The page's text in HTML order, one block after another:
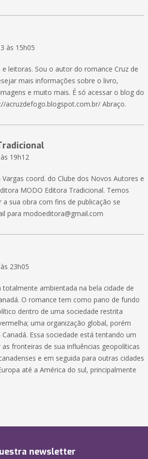
às 15h05
e leitoras. Sou o autor do romance Cruz de
mais informações sobre o livro,
e muito mais. É só acessar o blog do
acruzdefogo.blogspot.com.br/ Abraço.
19h12
coord. do Clube dos Novos Autores e
MODO Editora Tradicional. Temos
a sua obra com fins de publicação se
para modoeditora@gmail.com
23h05
totalmente ambientada na bela cidade de
O romance tem como pano de fundo
dentro de uma sociedade restrita
uma organização global, porém
Essa sociedade está tentando um
fronteiras de sua influências geopolíticas
e em seguida para outras cidades
até a América do sul, principalmente
newsletter